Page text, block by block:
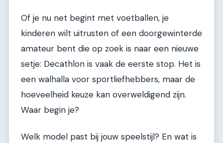
Of je nu net begint met voetballen, je
kinderen wilt uitrusten of een doorgewinterde
amateur bent die op zoek is naar een nieuwe
setje: Decathlon is vaak de eerste stop. Het is
een walhalla voor sportliefhebbers, maar de
hoeveelheid keuze kan overweldigend zijn.
Waar begin je?
Welk model past bij jouw speelstijl? En wat is